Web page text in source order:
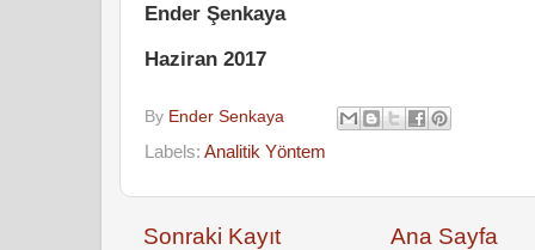
Ender Şenkaya
Haziran 2017
By Ender Senkaya
Labels: Analitik Yöntem
Sonraki Kayıt Ana Sayfa